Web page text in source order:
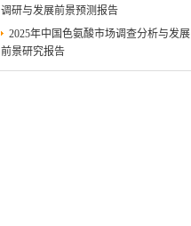
调研与发展前景预测报告
2025年中国色氨酸市场调查分析与发展
前景研究报告